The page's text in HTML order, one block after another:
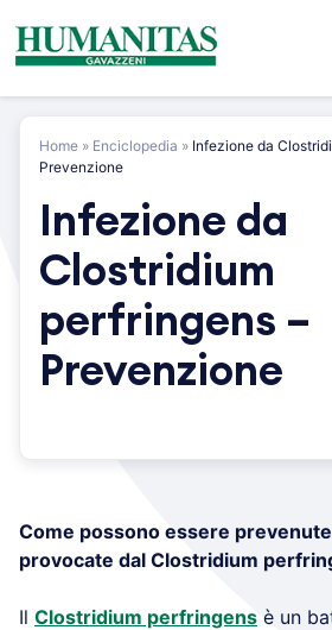
content
Home » Enciclopedia » Infezione da
Prevenzione
Infezione da
Clostridium
perfringens –
Prevenzione
Come possono essere
provocate dal Clostridium
Il Clostridium perfringens è un